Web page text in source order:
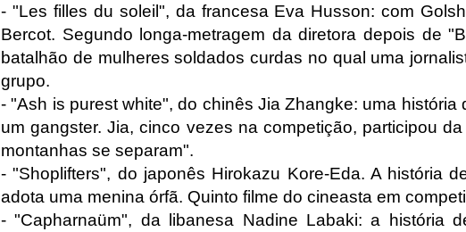
- "Les filles du soleil", da francesa Eva Husson: com
Bercot. Segundo longa-metragem da diretora depois de
batalhão de mulheres soldados curdas no qual uma
grupo.
- "Ash is purest white", do chinês Jia Zhangke: uma história
um gangster. Jia, cinco vezes na competição, participou
montanhas se separam".
- "Shoplifters", do japonês Hirokazu Kore-Eda. A história
adota uma menina órfã. Quinto filme do cineasta em
- "Capharnaüm", da libanesa Nadine Labaki: a história